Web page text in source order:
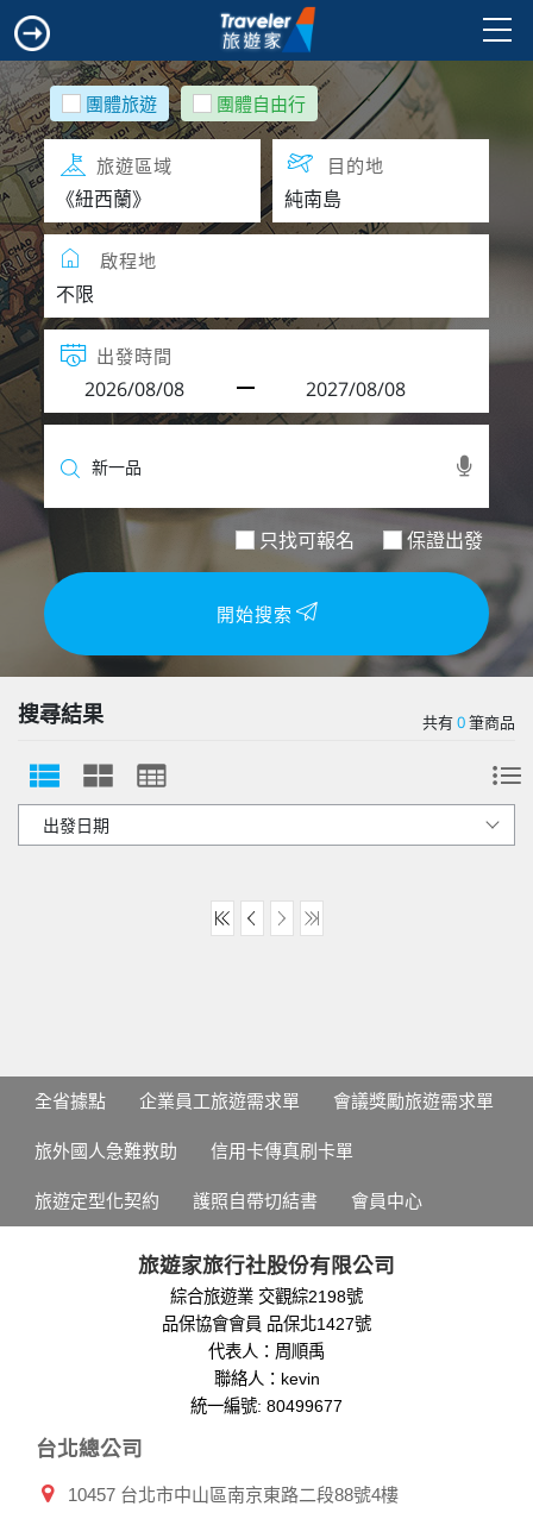
團體旅遊 團體自由行
旅遊區域 目的地
啟程地
出發時間
只找可報名 保證出發
開始搜索
搜尋結果 共有0筆商品
全省據點 企業員工旅遊需求單 會議獎勵旅遊需求單
旅外國人急難救助 信用卡傳真刷卡單
旅遊定型化契約 護照自帶切結書 會員中心
旅遊家旅行社股份有限公司
綜合旅遊業 交觀綜2198號
品保協會會員 品保北1427號
代表人：周順禹
聯絡人：kevin
統一編號: 80499677
台北總公司
10457 台北市中山區南京東路二段88號4樓